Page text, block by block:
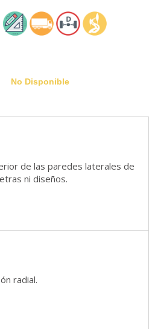
No Disponible
de las paredes laterales de
ni diseños.
radial.